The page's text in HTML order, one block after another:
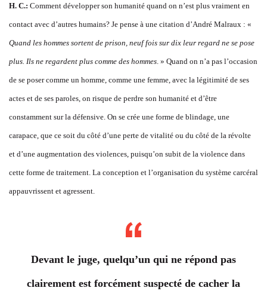
H. C.: Comment développer son humanité quand on n’est plus vraiment en
contact avec d’autres humains? Je pense à une citation d’André Malraux : «
Quand les hommes sortent de prison, neuf fois sur dix leur regard ne se pose
plus. Ils ne regardent plus comme des hommes . » Quand on n’a pas l’occasion
de se poser comme un homme, comme une femme, avec la légitimité de ses
actes et de ses paroles, on risque de perdre son humanité et d’être
constamment sur la défensive. On se crée une forme de blindage, une
carapace, que ce soit du côté d’une perte de vitalité ou du côté de la révolte
et d’une augmentation des violences, puisqu’on subit de la violence dans
cette forme de traitement. La conception et l’organisation du système carcéral
appauvrissent et agressent.
Devant le juge, quelqu’un qui ne répond pas
clairement est forcément suspecté de cacher la